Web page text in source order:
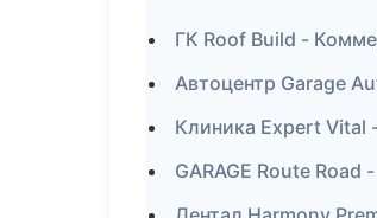
ГК Roof Build -
Автоцентр Garage
Клиника Expert Vital
GARAGE Route